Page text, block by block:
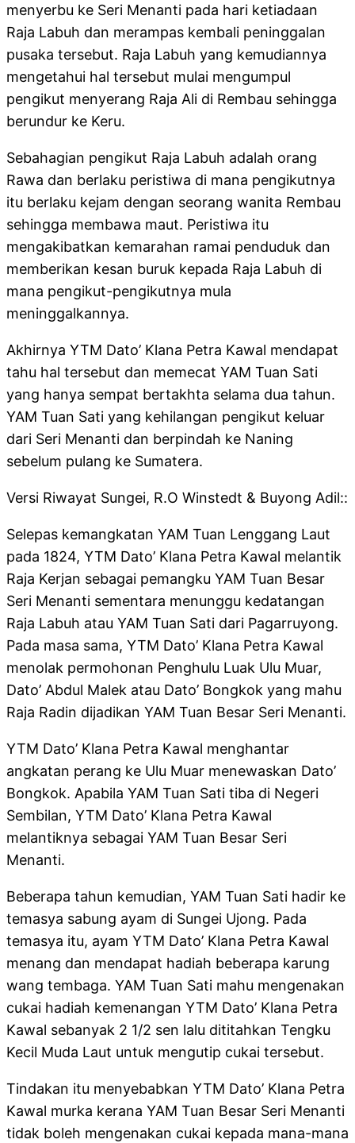
menyerbu ke Seri Menanti pada hari ketiadaan
Raja Labuh dan merampas kembali peninggalan
pusaka tersebut. Raja Labuh yang kemudiannya
mengetahui hal tersebut mulai mengumpul
pengikut menyerang Raja Ali di Rembau sehingga
berundur ke Keru.
Sebahagian pengikut Raja Labuh adalah orang
Rawa dan berlaku peristiwa di mana pengikutnya
itu berlaku kejam dengan seorang wanita Rembau
sehingga membawa maut. Peristiwa itu
mengakibatkan kemarahan ramai penduduk dan
memberikan kesan buruk kepada Raja Labuh di
mana pengikut-pengikutnya mula
meninggalkannya.
Akhirnya YTM Dato’ Klana Petra Kawal mendapat
tahu hal tersebut dan memecat YAM Tuan Sati
yang hanya sempat bertakhta selama dua tahun.
YAM Tuan Sati yang kehilangan pengikut keluar
dari Seri Menanti dan berpindah ke Naning
sebelum pulang ke Sumatera.
Versi Riwayat Sungei, R.O Winstedt & Buyong Adil::
Selepas kemangkatan YAM Tuan Lenggang Laut
pada 1824, YTM Dato’ Klana Petra Kawal melantik
Raja Kerjan sebagai pemangku YAM Tuan Besar
Seri Menanti sementara menunggu kedatangan
Raja Labuh atau YAM Tuan Sati dari Pagarruyong.
Pada masa sama, YTM Dato’ Klana Petra Kawal
menolak permohonan Penghulu Luak Ulu Muar,
Dato’ Abdul Malek atau Dato’ Bongkok yang mahu
Raja Radin dijadikan YAM Tuan Besar Seri Menanti.
YTM Dato’ Klana Petra Kawal menghantar
angkatan perang ke Ulu Muar menewaskan Dato’
Bongkok. Apabila YAM Tuan Sati tiba di Negeri
Sembilan, YTM Dato’ Klana Petra Kawal
melantiknya sebagai YAM Tuan Besar Seri
Menanti.
Beberapa tahun kemudian, YAM Tuan Sati hadir ke
temasya sabung ayam di Sungei Ujong. Pada
temasya itu, ayam YTM Dato’ Klana Petra Kawal
menang dan mendapat hadiah beberapa karung
wang tembaga. YAM Tuan Sati mahu mengenakan
cukai hadiah kemenangan YTM Dato’ Klana Petra
Kawal sebanyak 2 1/2 sen lalu dititahkan Tengku
Kecil Muda Laut untuk mengutip cukai tersebut.
Tindakan itu menyebabkan YTM Dato’ Klana Petra
Kawal murka kerana YAM Tuan Besar Seri Menanti
tidak boleh mengenakan cukai kepada mana-mana